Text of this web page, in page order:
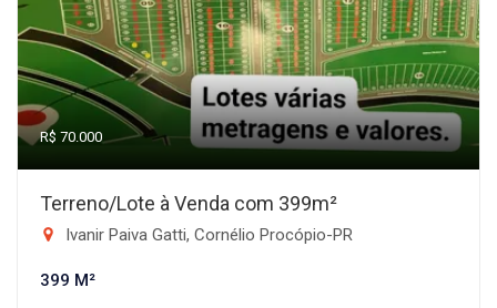
R$ 70.000
Terreno/Lote à Venda com 399m²
Ivanir Paiva Gatti, Cornélio Procópio-PR
399 M²